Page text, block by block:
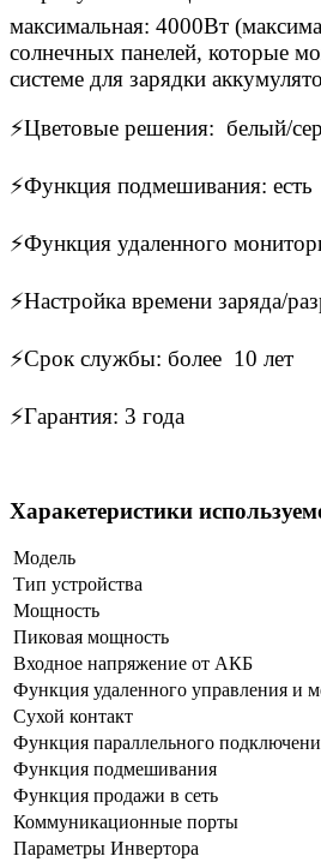
максимальная: 4000Вт
солнечных панелей, которые
системе для зарядки
⚡Цветовые решения: белый/
⚡Функция подмешивания: есть
⚡Функция удаленного
⚡Настройка времени заряда/
⚡Срок службы: более 10 лет
⚡Гарантия: 3 года
Харакетеристики
Модель
Тип устройства
Мощность
Пиковая мощность
Входное напряжение от АКБ
Функция удаленного управления и
Сухой контакт
Функция параллельного
Функция подмешивания
Функция продажи в сеть
Коммуникационные порты
Параметры Инвертора